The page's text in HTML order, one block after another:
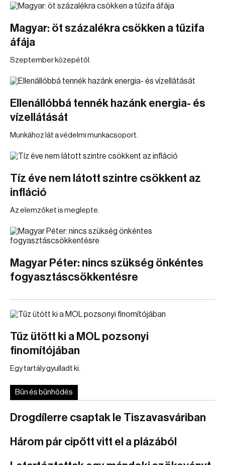
Magyar: öt százalékra csökken a tűzifa
áfája
Szeptember közepétől.
Ellenállóbbá tennék hazánk energia- és
vízellátását
Munkához lát a védelmi munkacsoport.
Tíz éve nem látott szintre csökkent az
infláció
Az elemzőket is meglepte.
Magyar Péter: nincs szükség önkéntes
fogyasztáscsökkentésre
Tűz ütött ki a MOL pozsonyi
finomítójában
Egy tartály gyulladt ki.
Bűn és bűnhődés
Drogdílerre csaptak le Tiszavasváriban
Három pár cipőtt vitt el a plázából